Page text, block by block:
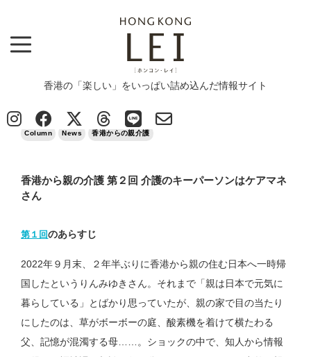
香港の「楽しい」をいっぱい詰め込んだ情報サイト
Column > 香港から親の介護 第２回 介護のキーパーソンはケアマネさん
Column News 香港からの親介護
香港から親の介護 第２回 介護のキーパーソンはケアマネ
さん
第１回のあらすじ
2022年９月末、２年半ぶりに香港から親の住む日本へ一時帰
国したというりんみゆきさん。それまで「親は日本で元気に
暮らしている」とばかり思っていたが、親の家で目の当たり
にしたのは、草がボーボーの庭、酸素機を着けて横たわる
父、記憶が混濁する母……。ショックの中で、知人から情報